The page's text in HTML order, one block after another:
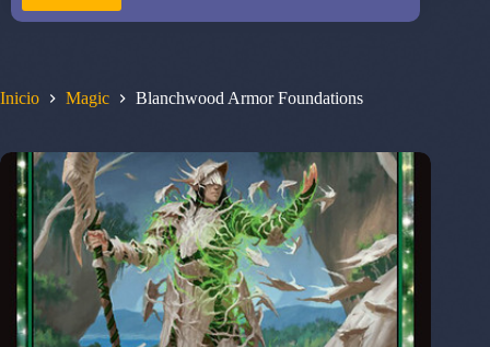
Inicio Magic Blanchwood Armor Foundations